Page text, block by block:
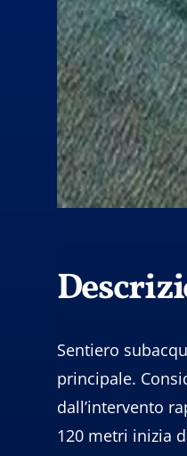
Sentiero
principale.
dall’intervento
120 metri inizia